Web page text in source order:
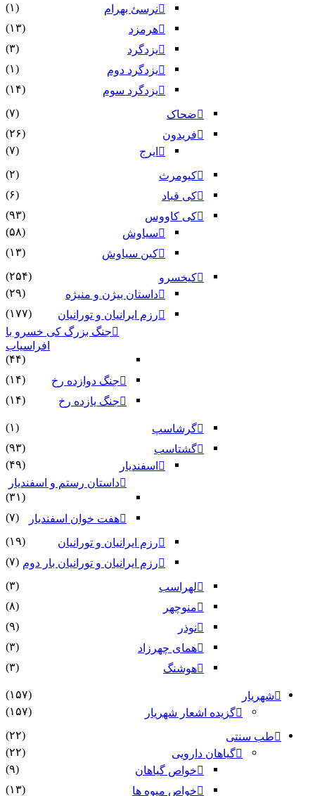
نرسئ بهرام‏
(۱)
هرمزد
(۱۳)
یزدگرد
(۳)
یزدگرد دوم
(۱)
یزدگرد سوم
(۱۴)
ضحاک
(۷)
فریدون
(۲۶)
ایرج
(۷)
کیومرث
(۲)
کی قباد
(۶)
کی کاووس
(۹۳)
سیاوش
(۵۸)
کین سیاوش
(۱۳)
کیخسرو
(۲۵۴)
داستان بیژن و منیژه
(۲۹)
رزم ایرانیان و تورانیان
(۱۷۷)
جنگ بزرگ کی خسرو با
افراسیاب
(۴۴)
جنگ دوازده رخ
(۱۴)
جنگ یازده رخ
(۱۴)
گرشاسپ
(۱)
گشتاسب
(۹۳)
اسفندیار
(۴۹)
داستان رستم و اسفندیار
(۳۱)
هفت خوان اسفندیار
(۷)
رزم ایرانیان و تورانیان
(۱۹)
رزم ایرانیان و تورانیان بار دوم (۷)
لهراسب
(۳)
منوچهر
(۸)
نوذر
(۹)
هماى چهرزاد
(۳)
هوشنگ
(۳)
شهریار
(۱۵۷)
گزیده اشعار شهریار
(۱۵۷)
طب سنتی
(۲۲)
گیاهان دارویی
(۲۲)
خواص گیاهان
(۹)
خواص میوه ها
(۱۳)